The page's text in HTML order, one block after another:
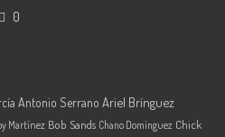
0
Antonio Serrano Ariel Brínguez
Martínez Bob Sands Chano Domínguez Chick